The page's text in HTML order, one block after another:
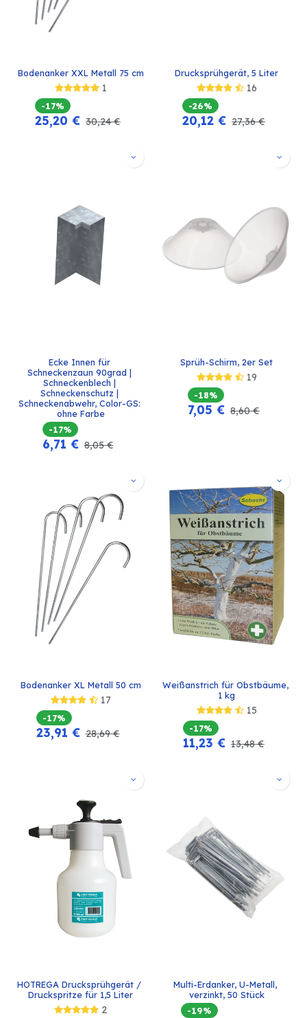
Bodenanker XXL Metall 75 cm
1
-17%
25,20 € 30,24€
Drucksprühgerät, 5 Liter
16
-26%
20,12 € 27,36€
Ecke Innen für
Schneckenzaun 90grad |
Schneckenblech |
Schneckenschutz |
Schneckenabwehr, Color-GS:
ohne Farbe
-17%
6,71 € 8,05€
Sprüh-Schirm, 2er Set
19
-18%
7,05 € 8,60€
Bodenanker XL Metall 50 cm
17
-17%
23,91 € 28,69€
Weißanstrich für Obstbäume,
1 kg
15
-17%
11,23 € 13,48€
HOTREGA Drucksprühgerät /
Druckspritze für 1,5 Liter
2
Multi-Erdanker, U-Metall,
verzinkt, 50 Stück
-19%